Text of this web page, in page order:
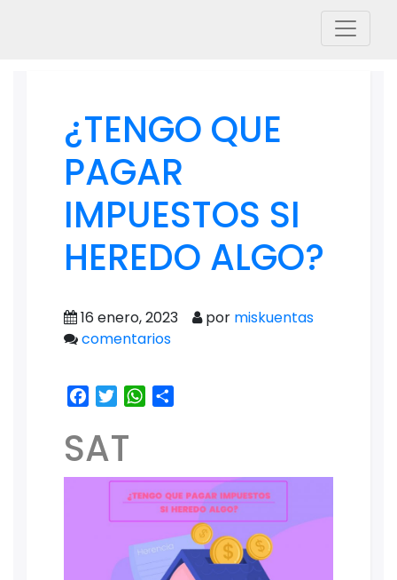
¿TENGO QUE
PAGAR
IMPUESTOS SI
HEREDO ALGO?
16 enero, 2023 por miskuentas
comentarios
Facebook
TwitterWhatsApp
SAT